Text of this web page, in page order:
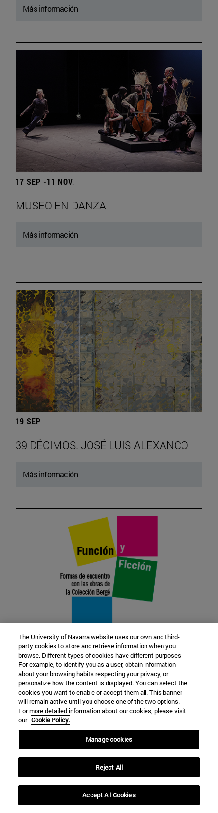
Más información
17 SEP -11 NOV.
MUSEO EN DANZA
Más información
19 SEP
39 DÉCIMOS. JOSÉ LUIS ALEXANCO
Más información
22 SEP
FUNCIÓN Y FICCIÓN. Varios artistas
Más información
The University of Navarra website uses our own and third-
party cookies to store and retrieve information when you
browse. Different types of cookies have different purposes.
For example, to identify you as a user, obtain information
about your browsing habits respecting your privacy, or
personalize how the content is displayed. You can select the
cookies you want to enable or accept them all. This banner
will remain active until you choose one of the two options.
For more detailed information about our cookies, please visit
our Cookie Policy.
Manage cookies
Reject All
Accept All Cookies